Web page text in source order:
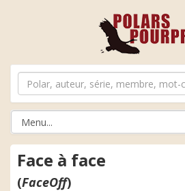
Face à face
(FaceOff)